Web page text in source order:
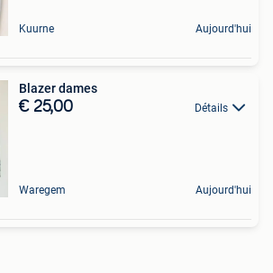
Kuurne Aujourd'hui
Blazer dames
€ 25,00 Détails
Waregem Aujourd'hui